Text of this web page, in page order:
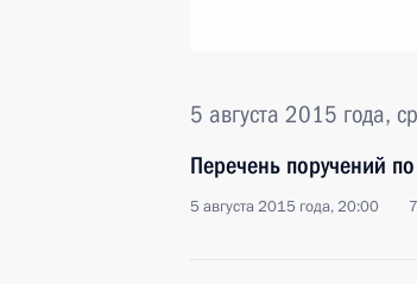
5 августа 2015 года,
Перечень поручений
5 августа 2015 года, 20:00